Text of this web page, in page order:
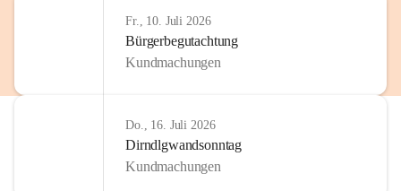
Fr., 10. Juli 2026
Bürgerbegutachtung
Kundmachungen
Do., 16. Juli 2026
Dirndlgwandsonntag
Kundmachungen